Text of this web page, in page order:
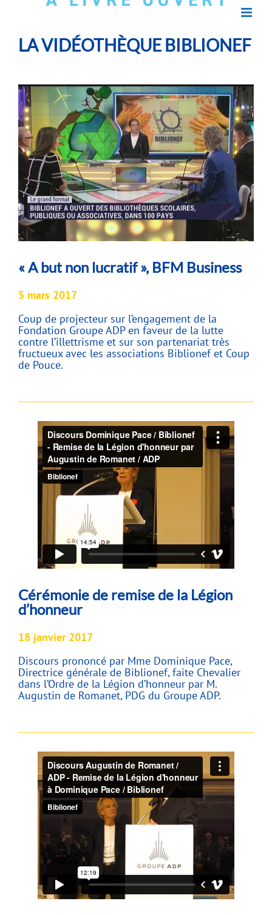
LA VIDÉOTHÈQUE BIBLIONEF
« A but non lucratif », BFM Business
5 mars 2017
Coup de projecteur sur l’engagement de la
Fondation Groupe ADP en faveur de la lutte
contre l’illettrisme et sur son partenariat très
fructueux avec les associations Biblionef et Coup
de Pouce.
Cérémonie de remise de la Légion
d’honneur
18 janvier 2017
Discours prononcé par Mme Dominique Pace,
Directrice générale de Biblionef, faite Chevalier
dans l’Ordre de la Légion d’honneur par M.
Augustin de Romanet, PDG du Groupe ADP.